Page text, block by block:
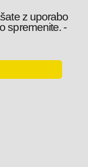
z uporabo
spremenite.-